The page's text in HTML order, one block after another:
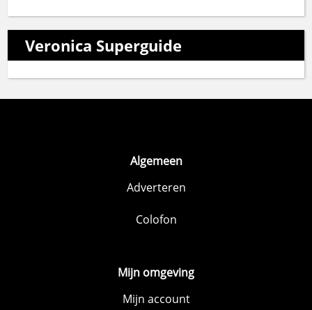
Veronica Superguide
Algemeen
Adverteren
Colofon
Mijn omgeving
Mijn account